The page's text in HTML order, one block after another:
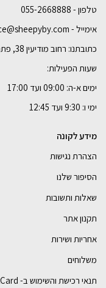
טלפון - 055-2668888
אימייל - office@sheepyby.com
כתובתנו: רחוב מודיעין 38, פתח תקווה (אולם תצוגה + מחסן איסופים עצמאיים)
שעות הפעילות:
ימים א-ה: 09:00 ועד 17:00
ימי ו: 9:30 ועד 12:45
מידע לקונה
הצהרת נגישות
הסיפור שלנו
שאלות ותשובות
תקנון אתר
אחריות ושירות
משלוחים
תנאי רכישת והשימוש ב- GiftCard